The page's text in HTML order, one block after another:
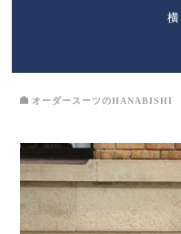
オーダースーツのHANABISHI